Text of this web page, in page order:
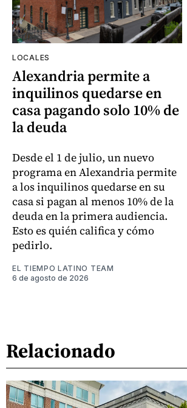
LOCALES
Alexandria permite a
inquilinos quedarse en
casa pagando solo 10% de
la deuda
Desde el 1 de julio, un nuevo
programa en Alexandria permite
a los inquilinos quedarse en su
casa si pagan al menos 10% de la
deuda en la primera audiencia.
Esto es quién califica y cómo
pedirlo.
EL TIEMPO LATINO TEAM
6 de agosto de 2026
Relacionado